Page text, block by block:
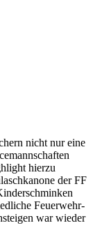
nicht nur eine
hierzu
der FF
Feuerwehr-
war wieder